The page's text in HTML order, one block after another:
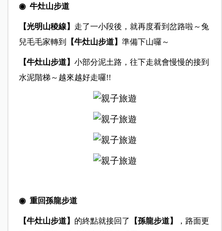
◉ 牛灶山步道
【光明山稜線】 走了一小段後，就再度看到岔路啦～兔
兒毛毛家轉到
【牛灶山步道】 準備下山囉～
【牛灶山步道】 小部分泥土路，往下走就會慢慢的接到
水泥階梯～越來越好走囉!!
◉ 重回孫龍步道
【牛灶山步道】 的終點就接回了 【孫龍步道】
，路面更